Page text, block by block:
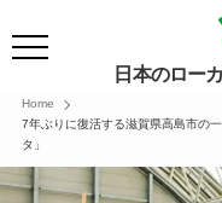
日本のロー
Home
7年ぶりに復活する滋賀県高島市の
タ」